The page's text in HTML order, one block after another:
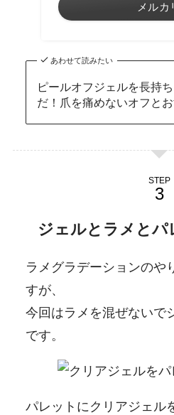
メルカ
あわせて読みたい
ピールオフジェルを長持
だ！爪を痛めないオフとお
STEP
ジェルと ラメ とパ
ラメグラデーションのや
すが、
今回はラメを混ぜないで
です。
パレットにクリアジェル